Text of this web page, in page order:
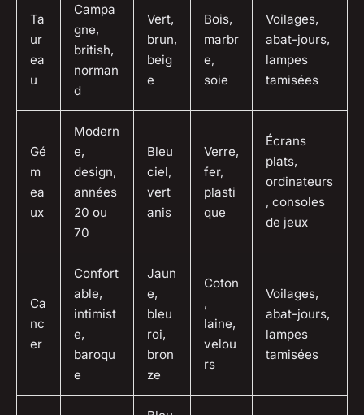
Ta
ur
ea
u
Campa
gne,
british,
norman
d
Vert,
brun,
beig
e
Bois,
marbr
e,
soie
Voilages,
abat-jours,
lampes
tamisées
Gé
m
ea
ux
Modern
e,
design,
années
20 ou
70
Bleu
ciel,
vert
anis
Verre,
fer,
plasti
que
Écrans
plats,
ordinateurs
, consoles
de jeux
Ca
nc
er
Confort
able,
intimist
e,
baroqu
e
Jaun
e,
bleu
roi,
bron
ze
Coton
,
laine,
velou
rs
Voilages,
abat-jours,
lampes
tamisées